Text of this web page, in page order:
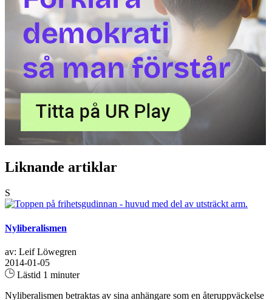
Liknande artiklar
S
Nyliberalismen
av: Leif Löwegren
2014-01-05
Lästid 1 minuter
Nyliberalismen betraktas av sina anhängare som en återuppväckelse